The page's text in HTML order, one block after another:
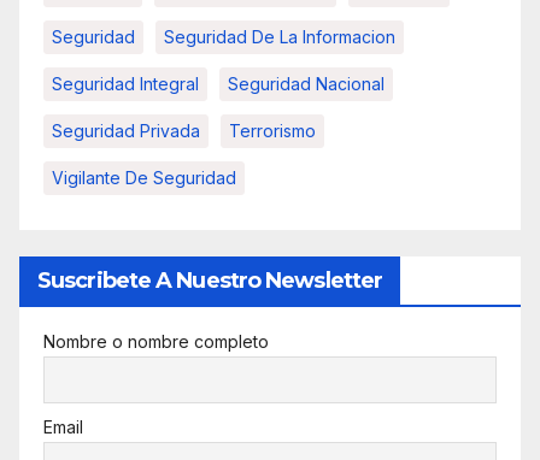
Seguridad Seguridad De La Informacion
Seguridad Integral Seguridad Nacional
Seguridad Privada Terrorismo
Vigilante De Seguridad
Suscribete A Nuestro Newsletter
Nombre o nombre completo
Email